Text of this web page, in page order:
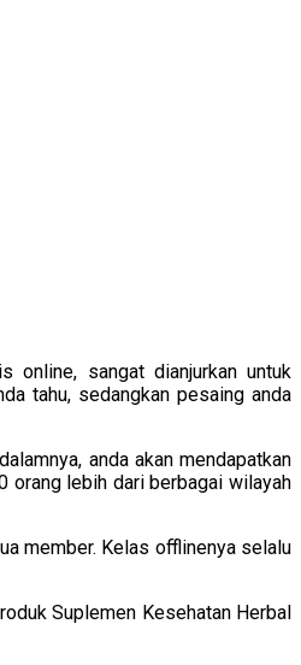
online, sangat dianjurkan untuk
tahu, sedangkan pesaing anda
anda akan mendapatkan
orang lebih dari berbagai wilayah
member. Kelas offlinenya selalu
Suplemen Kesehatan Herbal